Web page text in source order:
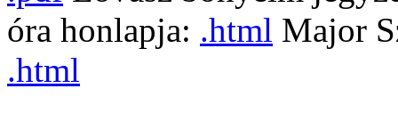
óra honlapja: .html Major
.html